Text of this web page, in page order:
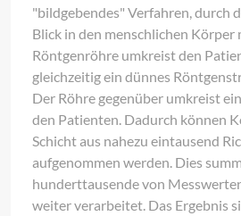
"bildgebendes" Verfahren, durch
Blick in den menschlichen Körper
Röntgenröhre umkreist den
gleichzeitig ein dünnes
Der Röhre gegenüber umkreist
den Patienten. Dadurch können
Schicht aus nahezu eintausend
aufgenommen werden. Dies
hunderttausende von
weiter verarbeitet. Das Ergebnis